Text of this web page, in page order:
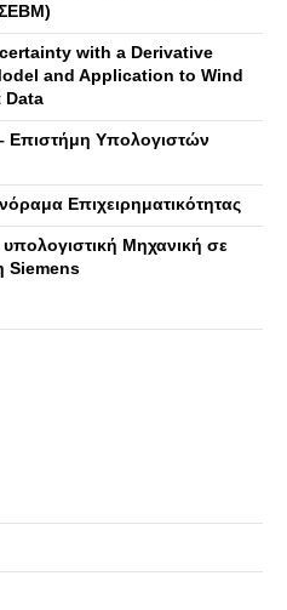
with a Derivative
and Application to Wind
Data
Επιστήμη Υπολογιστών
Επιχειρηματικότητας
υπολογιστική Μηχανική σε
Siemens